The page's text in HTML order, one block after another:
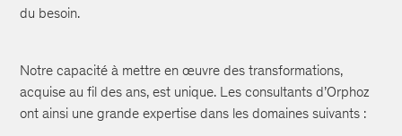
du besoin.
Notre capacité à mettre en œuvre des transformations,
acquise au fil des ans, est unique. Les consultants d’Orphoz
ont ainsi une grande expertise dans les domaines suivants :